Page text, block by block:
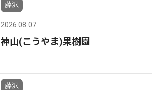
藤沢
2026.08.07
神山(こうやま)果樹園
藤沢